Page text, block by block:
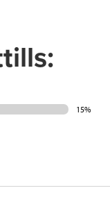
15%